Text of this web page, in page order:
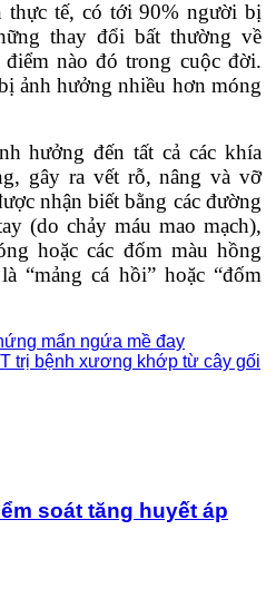
thực tế, có tới 90% người bị
thay đổi bất thường về
nào đó trong cuộc đời.
ảnh hưởng nhiều hơn móng
hưởng đến tất cả các khía
gây ra vết rỗ, nâng và vỡ
nhận biết bằng các đường
(do chảy máu mao mạch),
hoặc các đốm màu hồng
“mảng cá hồi” hoặc “đốm
mẩn ngứa mề đay
trị bệnh xương khớp từ cây gối
soát tăng huyết áp